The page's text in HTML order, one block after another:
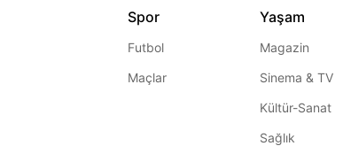
Spor
Futbol
Maçlar
Yaşam
Magazin
Sinema & TV
Kültür-Sanat
Sağlık